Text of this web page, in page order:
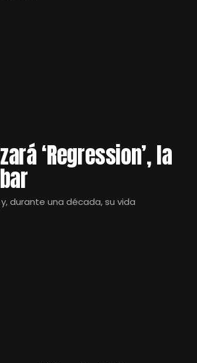
‘Regression’, la
durante una década, su vida